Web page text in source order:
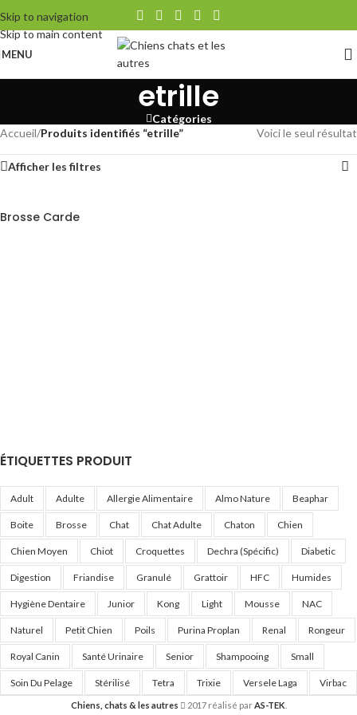
Skip to navigation
Skip to main content
MENU
etrille
Catégories
Accueil/Produits identifiés “etrille” Voici le seul résultat
Afficher les filtres
Brosse Carde
ÉTIQUETTES PRODUIT
Adult Adulte Allergie Alimentaire Almo Nature Beaphar
Boite Brosse Chat Chat Adulte Chaton Chien
Chien Moyen Chiot Croquettes Dechra (Spécific) Diabetic
Digestion Friandise Granulé Grattoir HFC Humides
Hygiène Dentaire Junior Kong Light Mousse NAC
Naturel Petit Chien Poils Purina Proplan Renal Rongeur
Royal Canin Santé Urinaire Senior Shampooing Small
Soin Du Pelage Stérilisé Tetra Trixie Versele Laga Virbac
Chiens, chats & les autres 2017 réalisé parAS-TEK